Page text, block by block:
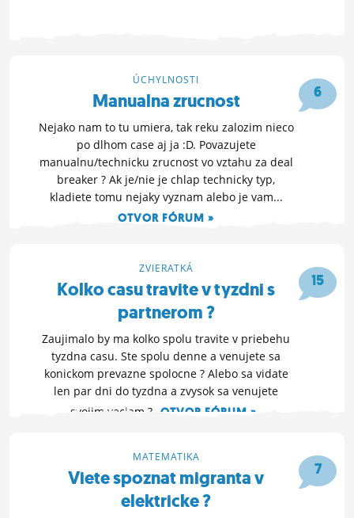
6
ÚCHYLNOSTI
Manualna zrucnost
Nejako nam to tu umiera, tak reku zalozim nieco
po dlhom case aj ja :D. Povazujete
manualnu/technicku zrucnost vo vztahu za deal
breaker ? Ak je/nie je chlap technicky typ,
kladiete tomu nejaky vyznam alebo je vam...
OTVOR FÓRUM »
15
ZVIERATKÁ
Kolko casu travite v tyzdni s
partnerom ?
Zaujimalo by ma kolko spolu travite v priebehu
tyzdna casu. Ste spolu denne a venujete sa
konickom prevazne spolocne ? Alebo sa vidate
len par dni do tyzdna a zvysok sa venujete
svojim veciam ? OTVOR FÓRUM »
7
MATEMATIKA
Viete spoznat migranta v
elektricke ?